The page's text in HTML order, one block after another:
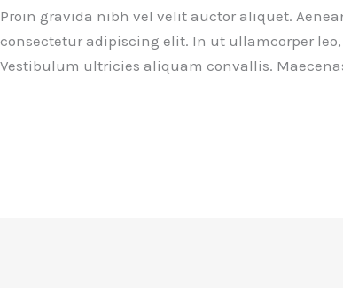
Proin gravida nibh vel velit auctor aliquet.
consectetur adipiscing elit. In ut ullamcorper
Vestibulum ultricies aliquam convallis.